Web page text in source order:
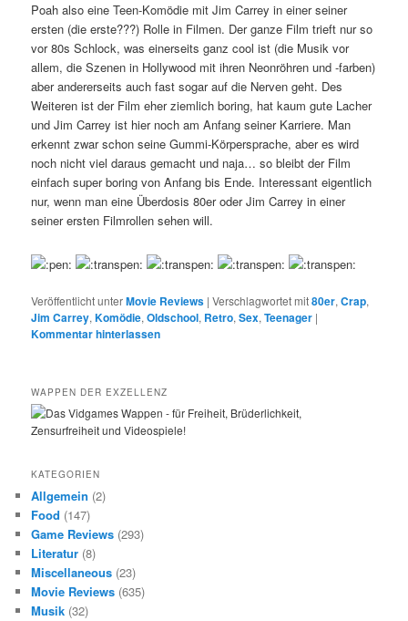
Poah also eine Teen-Komödie mit Jim Carrey in einer seiner
ersten (die erste???) Rolle in Filmen. Der ganze Film trieft nur so
vor 80s Schlock, was einerseits ganz cool ist (die Musik vor
allem, die Szenen in Hollywood mit ihren Neonröhren und -farben)
aber andererseits auch fast sogar auf die Nerven geht. Des
Weiteren ist der Film eher ziemlich boring, hat kaum gute Lacher
und Jim Carrey ist hier noch am Anfang seiner Karriere. Man
erkennt zwar schon seine Gummi-Körpersprache, aber es wird
noch nicht viel daraus gemacht und naja… so bleibt der Film
einfach super boring von Anfang bis Ende. Interessant eigentlich
nur, wenn man eine Überdosis 80er oder Jim Carrey in einer
seiner ersten Filmrollen sehen will.
Veröffentlicht unterMovie Reviews |Verschlagwortet mit80er,Crap,
Jim Carrey,Komödie,Oldschool, Retro,Sex,Teenager |
Kommentar hinterlassen
WAPPEN DER EXZELLENZ
KATEGORIEN
Allgemein (2)
Food (147)
Game Reviews (293)
Literatur (8)
Miscellaneous (23)
Movie Reviews (635)
Musik (32)